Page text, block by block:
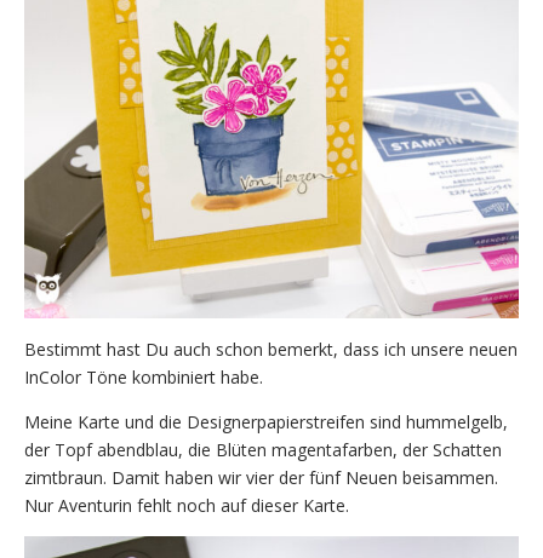
Bestimmt hast Du auch schon bemerkt, dass ich unsere neuen
InColor Töne kombiniert habe.
Meine Karte und die Designerpapierstreifen sind hummelgelb,
der Topf abendblau, die Blüten magentafarben, der Schatten
zimtbraun. Damit haben wir vier der fünf Neuen beisammen.
Nur Aventurin fehlt noch auf dieser Karte.